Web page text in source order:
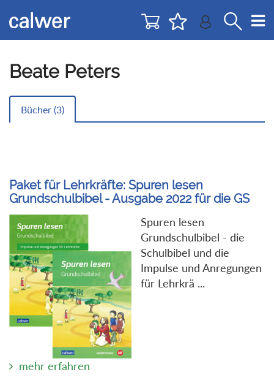
zur
Navigation
zum
Inhalt
Beate Peters
Bücher (3)
Paket für Lehrkräfte: Spuren lesen
Grundschulbibel - Ausgabe 2022 für die GS
Spuren lesen
Grundschulbibel - die
Schulbibel und die
Impulse und Anregungen
für Lehrkrä ...
mehr erfahren